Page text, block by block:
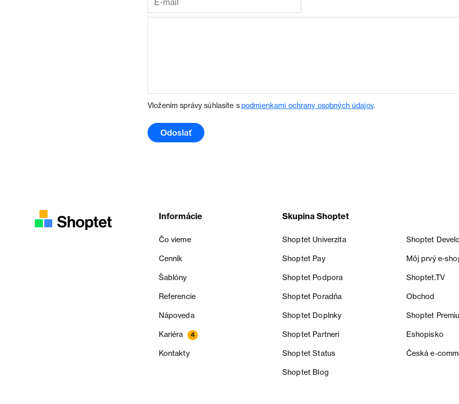
Vložením správy súhlasíte spodmienkami ochrany osobných údajov.
Odoslať
Informácie
Čo vieme
Cenník
Šablóny
Referencie
Nápoveda
Kariéra 4
Kontakty
Skupina Shoptet
Shoptet Univerzita Shoptet
Shoptet Pay Môj prvý e-
Shoptet Podpora Shoptet.TV
Shoptet Poradňa Obchod
Shoptet Doplnky Shoptet
Shoptet Partneri Eshopisko
Shoptet Status Česká
Shoptet Blog